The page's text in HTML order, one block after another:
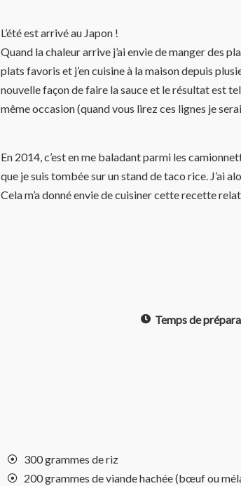
L’été est arrivé au Japon !
Quand la chaleur arrive j’ai envie de manger des
plats favoris et j’en cuisine à la maison depuis
nouvelle façon de faire la sauce et le résultat est
même occasion (quand vous lirez ces lignes je
En 2014, c’est en me baladant parmi les
que je suis tombée sur un stand de taco rice. J’ai
Cela m’a donné envie de cuisiner cette recette
Temps de
300 grammes de riz
200 grammes de viande hachée (bœuf ou